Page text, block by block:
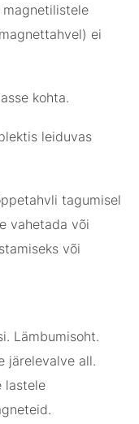
ei
kohta.
leiduvas
tagumisel
vahetada või
või
Lämbumisoht.
järelevalve all.
lastele